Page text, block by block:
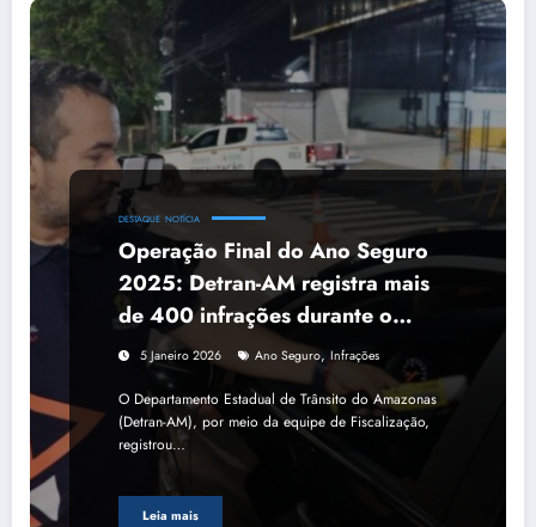
DESTAQUE NOTÍCIA
Operação Final do Ano Seguro
2025: Detran-AM registra mais
de 400 infrações durante o
réveillon
5 Janeiro 2026 Ano Seguro, Infrações
O Departamento Estadual de Trânsito do Amazonas
(Detran-AM), por meio da equipe de Fiscalização,
registrou…
Leia mais